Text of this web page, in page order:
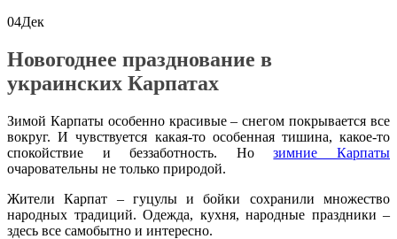
04Дек
Новогоднее празднование в
украинских Карпатах
Зимой Карпаты особенно красивые – снегом покрывается все
вокруг. И чувствуется какая-то особенная тишина, какое-то
спокойствие и беззаботность. Нозимние Карпаты
очаровательны не только природой.
Жители Карпат – гуцулы и бойки сохранили множество
народных традиций. Одежда, кухня, народные праздники –
здесь все самобытно и интересно.